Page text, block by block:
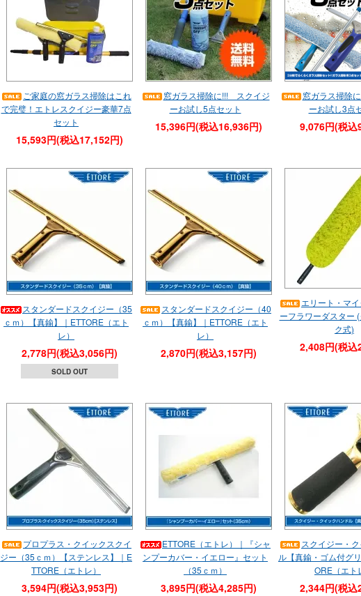
ご家庭の窓ガラス掃除はこれ
で完璧！エトレスクイジー豪華7点
セット
15,593円(税込17,152円)
窓ガラス掃除に!!! スクイジ
ーお試し5点セット
15,396円(税込16,936円)
窓ガラス掃除
ーお試し3点
9,076円(税込
スタンダードスクイジー（35
ｃｍ）【真鍮】｜ETTORE（エト
レ）
2,778円(税込3,056円)
SOLD OUT
スタンダードスクイジー（40
ｃｍ）【真鍮】｜ETTORE（エト
レ）
2,870円(税込3,157円)
エリート・マ
ーフラワーダスター
ク式)
2,408円(税込
プロプラス・クイックスクイ
ジー（35ｃｍ）【ステンレス】｜E
TTORE（エトレ）
3,594円(税込3,953円)
ETTORE（エトレ）｜『シャ
ンプーカバー・イエロー』セット
（35ｃｍ）
3,895円(税込4,285円)
スクイジー・
ル【真鍮・ゴム付グ
ORE（エト
2,344円(税込